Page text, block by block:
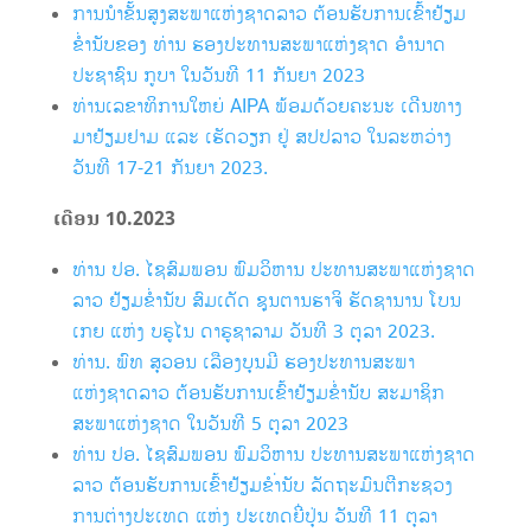
ການນຳຂັ້ນສູງສະພາແຫ່ງຊາດລາວ ຕ້ອນຮັບການເຂົ້າຢ້ຽມ
ຂ່ຳນັບຂອງ ທ່ານ ຮອງປະທານສະພາແຫ່ງຊາດ ອຳນາດ
ປະຊາຊົນ ກູບາ ໃນວັນທີ 11 ກັນຍາ 2023
ທ່ານເລຂາທິການໃຫຍ່ AIPA ພ້ອມດ້ວຍຄະນະ ເດີນທາງ
ມາຢ້ຽມຢາມ ແລະ ເຮັດວຽກ ຢູ່ ສປປລາວ ໃນລະຫວ່າງ
ວັນທີ 17-21 ກັນຍາ 2023.
ເດືອນ 10.2023
ທ່ານ ປອ. ໄຊສົມພອນ ພົມວິຫານ ປະທານສະພາແຫ່ງຊາດ
ລາວ ຢ້ຽມຂໍ່ານັບ ສົມເດັດ ຊຸນຕານຮາຈິ ຮັດຊານານ ໂບນ
ເກຍ ແຫ່ງ ບຣູໄນ ດາຣູຊາລາມ ວັນທີ 3 ຕຸລາ 2023.
ທ່ານ. ພົທ ສຸວອນ ເລືອງບຸນມີ ຮອງປະທານສະພາ
ແຫ່ງຊາດລາວ ຕ້ອນຮັບການເຂົ້າຢ້ຽມຂ່ຳນັບ ສະມາຊິກ
ສະພາແຫ່ງຊາດ ໃນວັນທີ 5 ຕຸລາ 2023
ທ່ານ ປອ. ໄຊສົມພອນ ພົມວິຫານ ປະທານສະພາແຫ່ງຊາດ
ລາວ ຕ້ອນຮັບການເຂົ້າຢ້ຽມຂຳ່ນັບ ລັດຖະມົນຕີກະຊວງ
ການຕ່າງປະເທດ ແຫ່ງ ປະເທດຍີ່ປຸ່ນ ວັນທີ 11 ຕຸລາ